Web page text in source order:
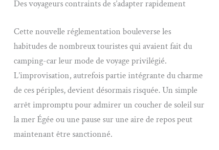
Des voyageurs contraints de s’adapter rapidement
Cette nouvelle réglementation bouleverse les
habitudes de nombreux touristes qui avaient fait du
camping-car leur mode de voyage privilégié.
L’improvisation, autrefois partie intégrante du charme
de ces périples, devient désormais risquée. Un simple
arrêt impromptu pour admirer un coucher de soleil sur
la mer Égée ou une pause sur une aire de repos peut
maintenant être sanctionné.